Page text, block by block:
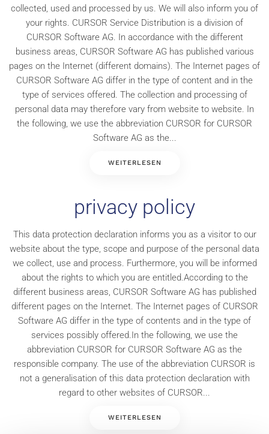
collected, used and processed by us. We will also inform you of
your rights. CURSOR Service Distribution is a division of
CURSOR Software AG. In accordance with the different
business areas, CURSOR Software AG has published various
pages on the Internet (different domains). The Internet pages of
CURSOR Software AG differ in the type of content and in the
type of services offered. The collection and processing of
personal data may therefore vary from website to website. In
the following, we use the abbreviation CURSOR for CURSOR
Software AG as the...
WEITERLESEN
privacy policy
This data protection declaration informs you as a visitor to our
website about the type, scope and purpose of the personal data
we collect, use and process. Furthermore, you will be informed
about the rights to which you are entitled.According to the
different business areas, CURSOR Software AG has published
different pages on the Internet. The Internet pages of CURSOR
Software AG differ in the type of contents and in the type of
services possibly offered.In the following, we use the
abbreviation CURSOR for CURSOR Software AG as the
responsible company. The use of the abbreviation CURSOR is
not a generalisation of this data protection declaration with
regard to other websites of CURSOR...
WEITERLESEN